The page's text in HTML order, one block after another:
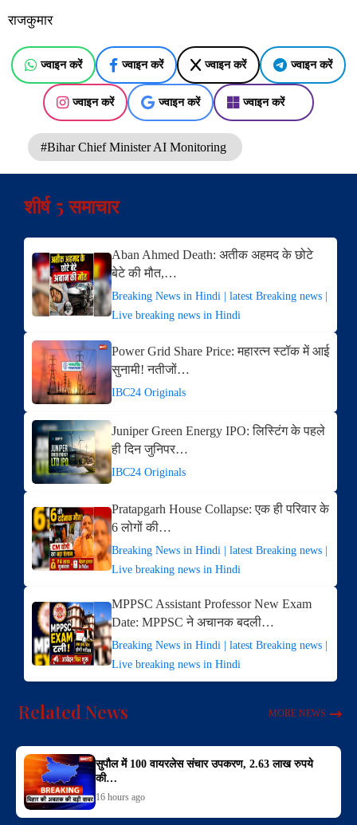
राजकुमार
ज्वाइन करें ज्वाइन करें ज्वाइन करें ज्वाइन करें
ज्वाइन करें ज्वाइन करें ज्वाइन करें
#Bihar Chief Minister AI Monitoring
शीर्ष 5 समाचार
Aban Ahmed Death: अतीक अहमद के छोटे
बेटे की मौत,…
Breaking News in Hindi | latest Breaking news |
Live breaking news in Hindi
Power Grid Share Price: महारत्न स्टॉक में आई
सुनामी! नतीजों…
IBC24 Originals
Juniper Green Energy IPO: लिस्टिंग के पहले
ही दिन जुनिपर…
IBC24 Originals
Pratapgarh House Collapse: एक ही परिवार के
6 लोगों की…
Breaking News in Hindi | latest Breaking news |
Live breaking news in Hindi
MPPSC Assistant Professor New Exam
Date: MPPSC ने अचानक बदली…
Breaking News in Hindi | latest Breaking news |
Live breaking news in Hindi
Related News MORE NEWS
सुपौल में 100 वायरलेस संचार उपकरण, 2.63 लाख रुपये
की…
16 hours ago